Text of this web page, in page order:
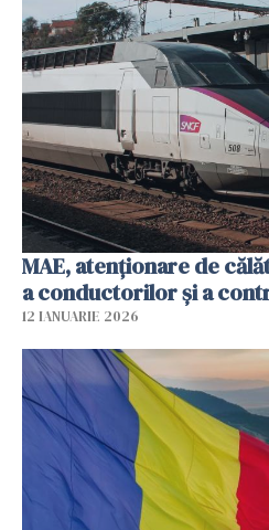
MAE, atenționare de
a conductorilor şi a
12 IANUARIE 2026